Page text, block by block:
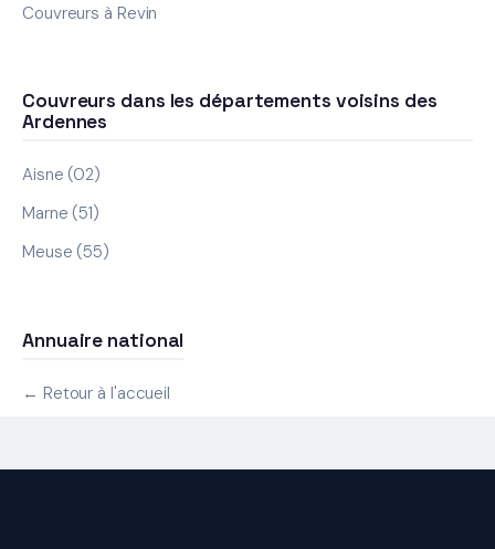
Couvreurs à Revin
Couvreurs dans les départements voisins des
Ardennes
Aisne (02)
Marne (51)
Meuse (55)
Annuaire national
← Retour à l'accueil